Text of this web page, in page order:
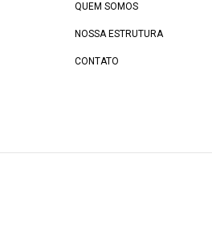
QUEM SOMOS
NOSSA ESTRUTURA
CONTATO